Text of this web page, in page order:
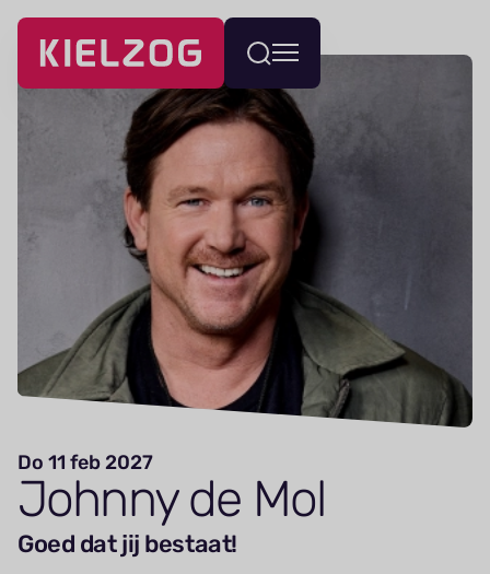
Navigatie
overslaan
Wissel
menu
Do 11 feb 2027
Johnny de Mol
Goed dat jij bestaat!